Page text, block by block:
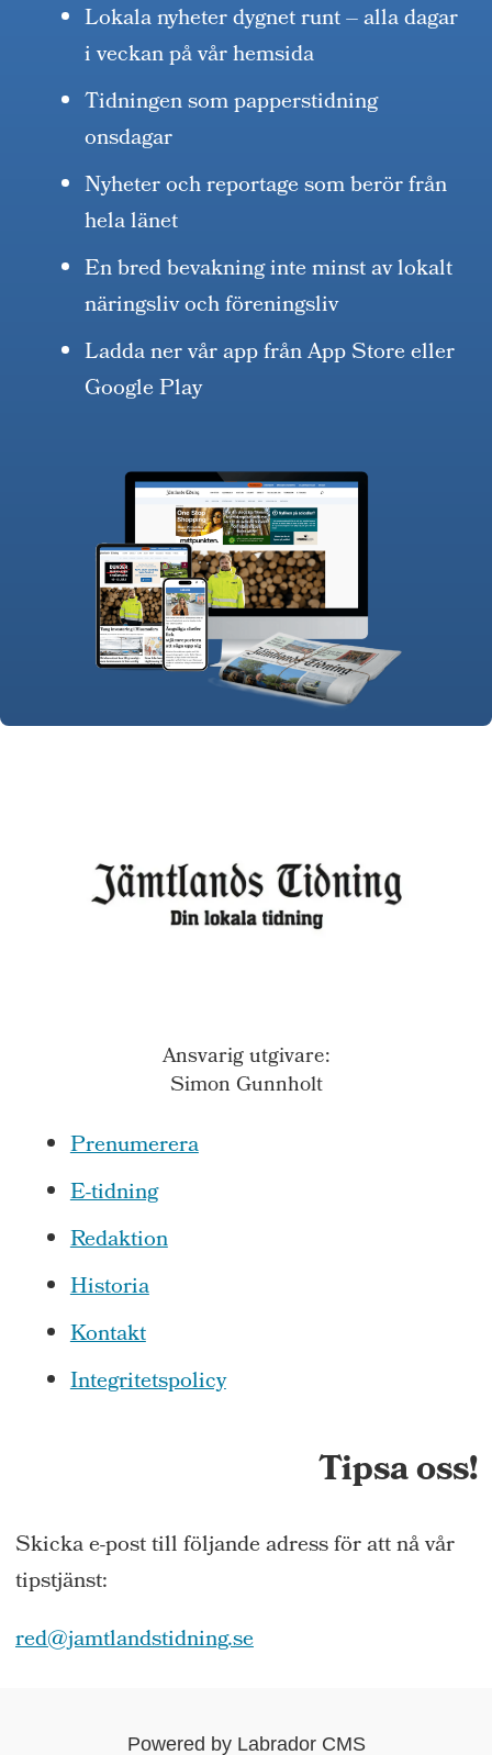
Lokala nyheter dygnet runt – alla dagar
i veckan på vår hemsida
Tidningen som papperstidning
onsdagar
Nyheter och reportage som berör från
hela länet
En bred bevakning inte minst av lokalt
näringsliv och föreningsliv
Ladda ner vår app från App Store eller
Google Play
Ansvarig utgivare:
Simon Gunnholt
Prenumerera
E-tidning
Redaktion
Historia
Kontakt
Integritetspolicy
Tipsa oss!
Skicka e-post till följande adress för att nå vår
tipstjänst:
red@jamtlandstidning.se
Powered by Labrador CMS